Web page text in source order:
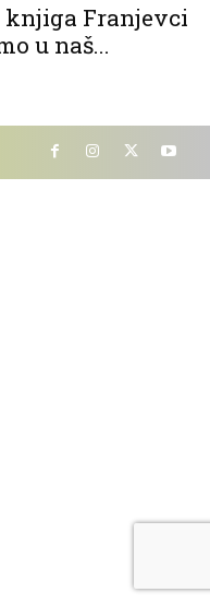
Franjevci
u naš...